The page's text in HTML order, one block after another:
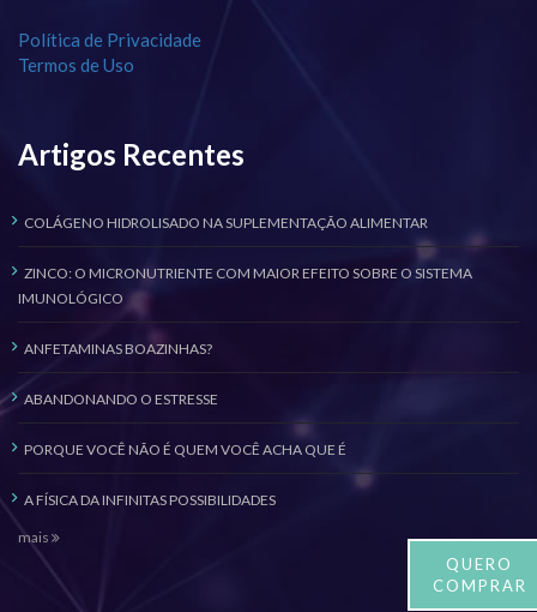
Política de Privacidade
Termos de Uso
Artigos Recentes
COLÁGENO HIDROLISADO NA SUPLEMENTAÇÃO ALIMENTAR
ZINCO: O MICRONUTRIENTE COM MAIOR EFEITO SOBRE O SISTEMA
IMUNOLÓGICO
ANFETAMINAS BOAZINHAS?
ABANDONANDO O ESTRESSE
PORQUE VOCÊ NÃO É QUEM VOCÊ ACHA QUE É
A FÍSICA DA INFINITAS POSSIBILIDADES
mais
QUERO
COMPRAR